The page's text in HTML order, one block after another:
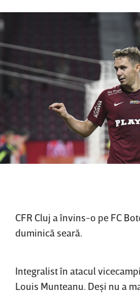
CFR Cluj a învins-o pe FC
duminică seară.
Integralist în atacul
Louis Munteanu. Deşi nu a